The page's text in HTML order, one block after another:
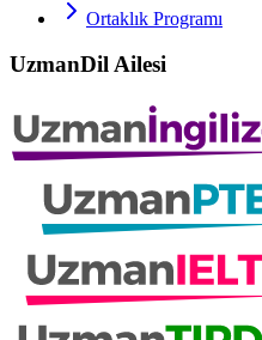
Ortaklık Programı
UzmanDil Ailesi